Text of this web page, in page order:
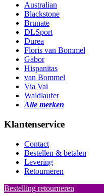
Australian
Blackstone
Brunate
DLSport
Durea
Floris van Bommel
Gabor
Hispanitas
van Bommel
Via Vai
Waldlaufer
Alle merken
Klantenservice
Contact
Bestellen & betalen
Levering
Retourneren
Bestelling retourneren